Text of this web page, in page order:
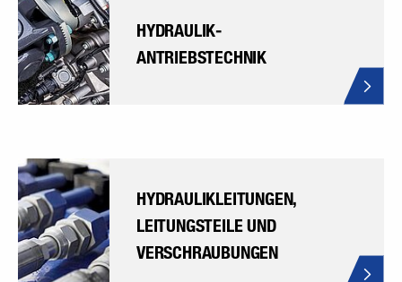
HYDRAULIK-
ANTRIEBSTECHNIK
HYDRAULIKLEITUNGEN,
LEITUNGSTEILE UND
VERSCHRAUBUNGEN